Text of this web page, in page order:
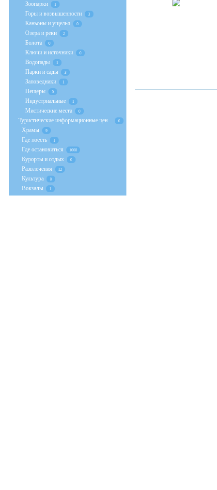
Зоопарки 1
Горы и возвышенности 3
Каньоны и ущелья 0
Озера и реки 2
Болота 0
Ключи и источники 0
Водопады 1
Парки и сады 3
Заповедники 1
Пещеры 0
Индустриальные 1
Мистические места 0
Туристические информационные цен... 0
Храмы 9
Где поесть 1
Где остановиться 1008
Курорты и отдых 0
Развлечения 12
Культура 8
Вокзалы 1